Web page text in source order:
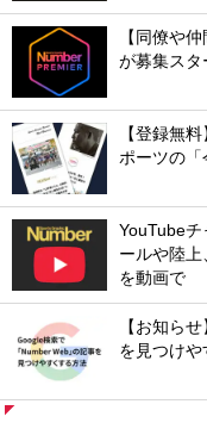
【同僚や
が募集スタ
【登録無
ポーツの「
YouTube
ールや陸
を動画で
【お知ら
を見つけ